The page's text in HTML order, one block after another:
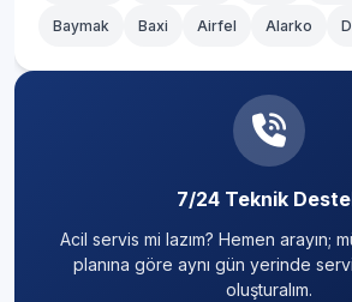
Baymak Baxi Airfel Alarko
7/24 Teknik
Acil servis mi lazım? Hemen arayın;
planına göre aynı gün yerinde
oluşturalım.